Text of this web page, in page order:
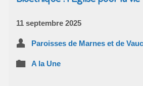
11 septembre 2025
Paroisses de Marnes et de
A la Une